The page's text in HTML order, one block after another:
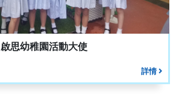
啟思幼稚園活動大使
詳情